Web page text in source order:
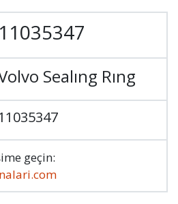
11035347
Sealıng Rıng
geçin: